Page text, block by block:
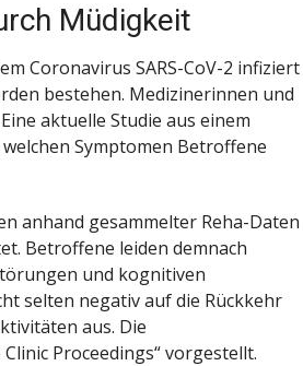
Müdigkeit
Coronavirus SARS-CoV-2 infiziert
bestehen. Medizinerinnen und
aktuelle Studie aus einem
Symptomen Betroffene
anhand gesammelter Reha-Daten
Betroffene leiden demnach
und kognitiven
selten negativ auf die Rückkehr
aus. Die
Proceedings“ vorgestellt.